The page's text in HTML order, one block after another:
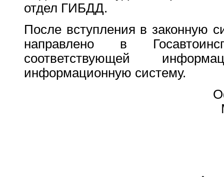
отдел ГИБДД.
После вступления в законную
направлено в
соответствующей
информационную систему.